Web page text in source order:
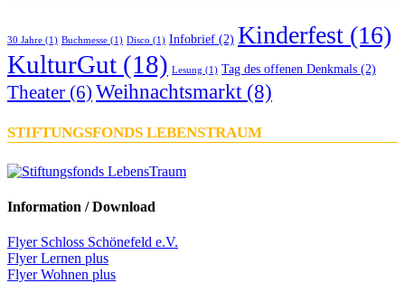
30 Jahre (1) Buchmesse (1) Disco (1) Infobrief (2) Kinderfest (16)
KulturGut (18) Lesung (1) Tag des offenen Denkmals (2)
Theater (6) Weihnachtsmarkt (8)
STIFTUNGSFONDS LEBENSTRAUM
Information / Download
Flyer Schloss Schönefeld e.V.
Flyer Lernen plus
Flyer Wohnen plus